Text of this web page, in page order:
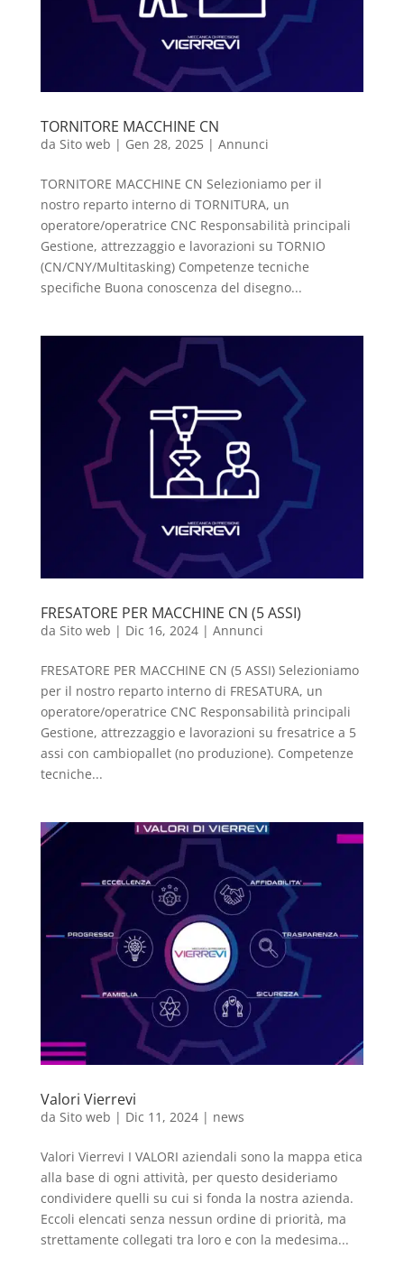
TORNITORE MACCHINE CN
da Sito web | Gen 28, 2025| Annunci
TORNITORE MACCHINE CN Selezioniamo per il
nostro reparto interno di TORNITURA, un
operatore/operatrice CNC Responsabilità principali
Gestione, attrezzaggio e lavorazioni su TORNIO
(CN/CNY/Multitasking) Competenze tecniche
specifiche Buona conoscenza del disegno...
FRESATORE PER MACCHINE CN (5 ASSI)
da Sito web | Dic 16, 2024| Annunci
FRESATORE PER MACCHINE CN (5 ASSI) Selezioniamo
per il nostro reparto interno di FRESATURA, un
operatore/operatrice CNC Responsabilità principali
Gestione, attrezzaggio e lavorazioni su fresatrice a 5
assi con cambiopallet (no produzione). Competenze
tecniche...
Valori Vierrevi
da Sito web | Dic 11, 2024| news
Valori Vierrevi I VALORI aziendali sono la mappa etica
alla base di ogni attività, per questo desideriamo
condividere quelli su cui si fonda la nostra azienda.
Eccoli elencati senza nessun ordine di priorità, ma
strettamente collegati tra loro e con la medesima...